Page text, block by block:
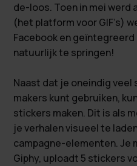
de-loos. Toen in mei werd
(het platform voor GIF’s)
Facebook en
natuurlijk te springen!
Naast dat je oneindig veel
makers kunt gebruiken,
stickers maken. Dit is als
je verhalen visueel te
campagne-elementen. Je
Giphy, uploadt 5 stickers